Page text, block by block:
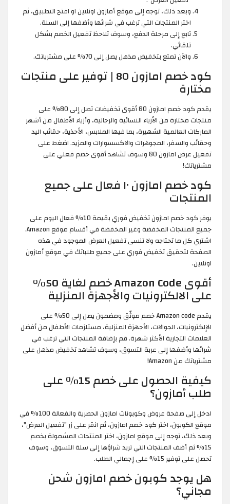
وبعد ذلك، توجه إلى موقع أمازون اونلاين او افتح التطبيق، ثم
اختر المنتجات التي ترغب في شرائها وأضفها إلى السلة.
تابع إلى مرحلة الدفع، وسوف تلاحظ تفعيل الخصم بشكل
تلقائي.
والآن تمتع بتخفيض مذهل يصل إلى 70% على مشترياتك.
كود خصم امازون 80 | توفير على منتجات
مختارة
يقدم كود خصم امازون 80 أقوى تخفيضات تصل إلى 80% على
منتجات مختارة من الأزياء النسائية والرجالية، وأزياء الأطفال من أشهر
الماركات العالمية الشهيرة، بما فيها الملابس، الأحذية، حقائب اليد
وحقائب والسفر، المجوهرات والاكسسوارات والمزيد. اضغط على
تفعيل عرض امازون 80 وسوف تشاهد أقوى خصم فعلي على
مشترياتك!
كود خصم امازون ١٠ فعال على جميع
المنتجات
يوفر كود خصم امازون تخفيض فوري بقيمة 10% فعال اليوم على
جميع المنتجات المخفضة وغير المخفضة في أقسام موقع Amazon.
اشتري كل ما تحتاجه ولا تنسى تفعيل العرض الموجود في هذه
الصفحة لتحقيق تخفيض فوري على جميع طلباتك في موقع أمازون
اونلاين.
أقوى Amazon Code خصم لغاية 50%
على الالكترونيات والأجهزة المنزلية
يقدم Amazon code خصم موثّق ومضمون يصل إلى 50% على
الإلكترونيات، الجوالات، الأجهزة المنزلية، مستلزمات الأطفال من أفضل
العلامات التجارية الأكثر شهرة. قم بإضافة المنتجات التي ترغب في
شرائها وأضفها إلى عربة التسوق، وسوف تشاهد تخفيض مذهل على
مشترياتك من Amazon!
كيفية الحصول على خصم 15٪ على
طلب أمازون؟
ادخل إلى صفحة عروض وكوبونات امازون الحصرية والفعالة 100% في
موقع الكوبون، اختر كود خصم امازون، ثم انقر على زر "تفعيل العرض"،
وبعد ذلك، توجه إلى موقع امازون، اختر المنتجات المشمولة بخصم
15% ثم أضف المنتجات التي تريد شراؤها إلى سلة التسوق، وسوف
تحصل على توفير 15% على إجمالي الطلب.
هل يوجد كوبون خصم امازون شحن
مجاني؟